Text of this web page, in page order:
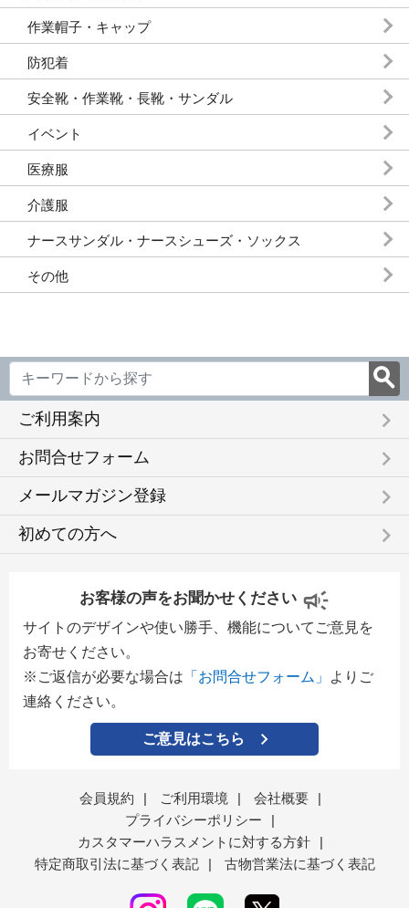
作業帽子・キャップ
防犯着
安全靴・作業靴・長靴・サンダル
イベント
医療服
介護服
ナースサンダル・ナースシューズ・ソックス
その他
ご利用案内 keyboard_arrow_right
お問合せフォーム keyboard_arrow_right
メールマガジン登録 keyboard_arrow_right
初めての方へ keyboard_arrow_right
お客様の声をお聞かせください
サイトのデザインや使い勝手、機能についてご意見を
お寄せください。
※ご返信が必要な場合は 「お問合せフォーム」
よりご
連絡ください。
ご意見はこちら
会員規約 | ご利用環境 | 会社概要
|
プライバシーポリシー
|
カスタマーハラスメントに対する方針
|
特定商取引法に基づく表記
| 古物営業法に基づく表記